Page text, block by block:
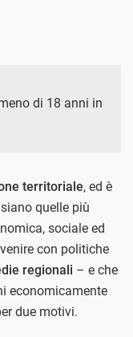
di 18 anni in
territoriale, ed è
quelle più
sociale ed
con politiche
regionali – e che
economicamente
due motivi.